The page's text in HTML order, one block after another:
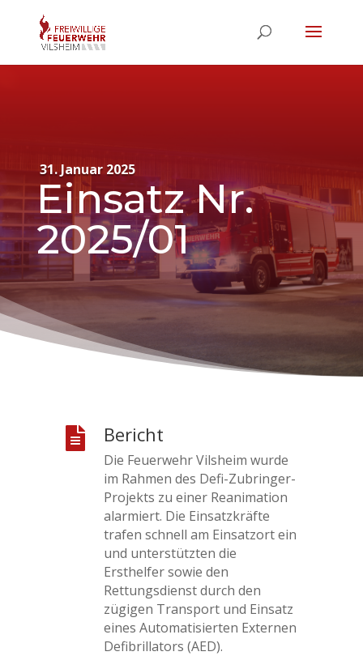
31. Januar 2025
Einsatz Nr.
2025/01
 Bericht
Die Feuerwehr Vilsheim wurde
im Rahmen des Defi-Zubringer-
Projekts zu einer Reanimation
alarmiert. Die Einsatzkräfte
trafen schnell am Einsatzort ein
und unterstützten die
Ersthelfer sowie den
Rettungsdienst durch den
zügigen Transport und Einsatz
eines Automatisierten Externen
Defibrillators (AED).